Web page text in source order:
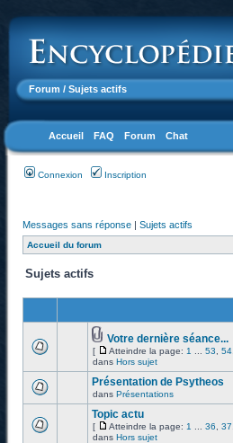
Forum / Sujets actifs
Accueil FAQ Forum Chat
Connexion Inscription
Messages sans réponse | Sujets actifs
Accueil du forum
Sujets actifs
Votre dernière séance...
[ Atteindre la page: 1 53 54
dans Hors sujet
Présentation de Psytheos
dans Présentations
Topic actu
[ Atteindre la page: 1 36 37
dans Hors sujet